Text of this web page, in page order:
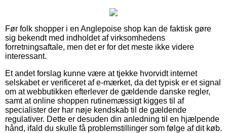
Før folk shopper i en Anglepoise shop kan de faktisk gøre
sig bekendt med indholdet af virksomhedens
forretningsaftale, men det er for det meste ikke videre
interessant.
Et andet forslag kunne være at tjekke hvorvidt internet
selskabet er verificeret af e-mærket, da det typisk er et signal
om at webbutikken efterlever de gældende danske regler,
samt at online shoppen rutinemæssigt kigges til af
specialister der har nøje kendskab til de gældende
regulativer. Dette er desuden din anledning til en hjælpende
hånd, ifald du skulle få problemstillinger som følge af dit køb.